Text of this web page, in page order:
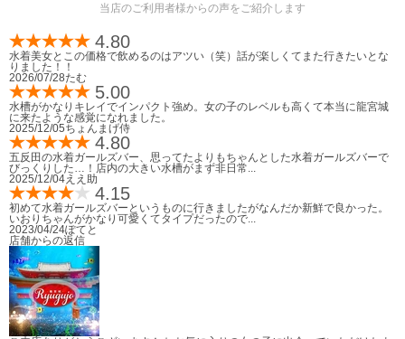
当店のご利用者様からの声をご紹介します
4.80
水着美女とこの価格で飲めるのはアツい（笑）話が楽しくてまた行きたいとな
りました！！
2026/07/28たむ
5.00
水槽がかなりキレイでインパクト強め。女の子のレベルも高くて本当に龍宮城
に来たような感覚になれました。
2025/12/05ちょんまげ侍
4.80
五反田の水着ガールズバー、思ってたよりもちゃんとした水着ガールズバーで
びっくりした…！店内の大きい水槽がまず非日常...
2025/12/04ええ助
4.15
初めて水着ガールズバーというものに行きましたがなんだか新鮮で良かった。
いおりちゃんがかなり可愛くてタイプだったので...
2023/04/24ぽてと
店舗からの返信